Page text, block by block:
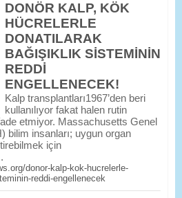
DONÖR KALP, KÖK
HÜCRELERLE
DONATILARAK
BAĞIŞIKLIK SİSTEMİNİN
REDDİ
ENGELLENECEK!
Kalp transplantları1967’den beri
kullanılıyor fakat halen rutin
etmiyor. Massachusetts Genel
bilim insanları; uygun organ
için
donor-kalp-kok-hucrelerle-
reddi-engellenecek